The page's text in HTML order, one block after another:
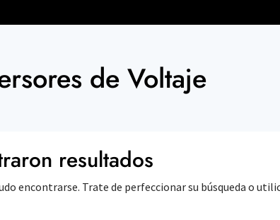
de Voltaje
resultados
encontrarse. Trate de perfeccionar su búsqueda o